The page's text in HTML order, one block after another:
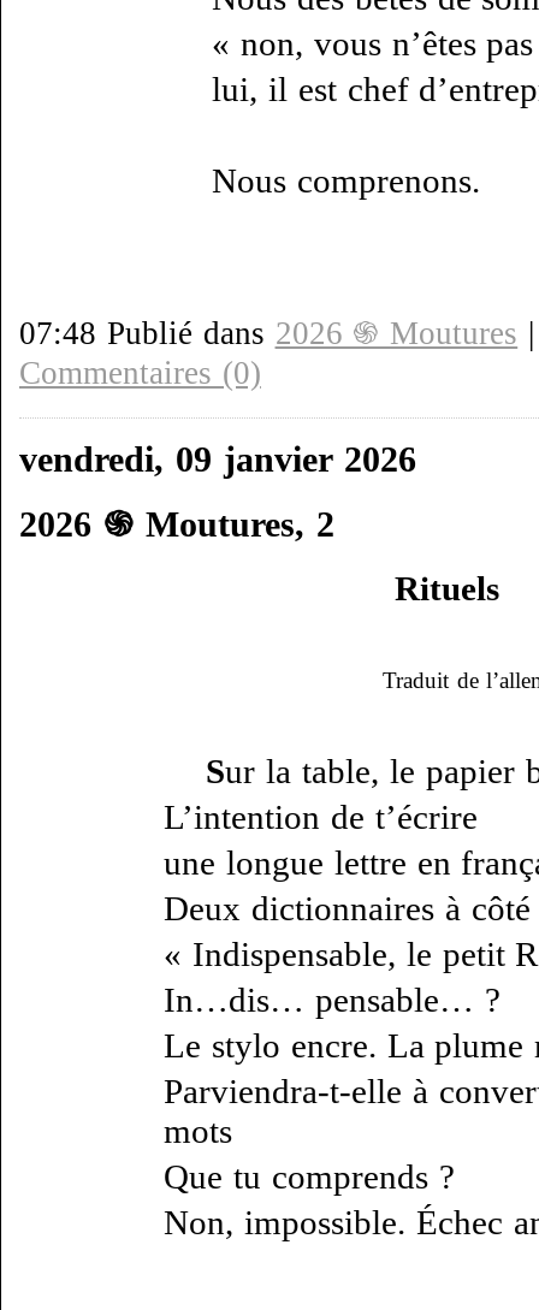
« non, vous n’êtes
lui, il est chef
Nous comprenons.
07:48 Publié dans 2026 ֍ Moutures
Commentaires (0)
vendredi, 09 janvier 2026
2026 ֍ Moutures, 2
Rituels
Traduit de
Sur la table, le papier
L’intention de t’écrire
une longue lettre en
Deux dictionnaires à
« Indispensable, le petit
In…dis… pensable… ?
Le stylo encre. La plume
Parviendra-t-elle à
mots
Que tu comprends ?
Non, impossible. Échec